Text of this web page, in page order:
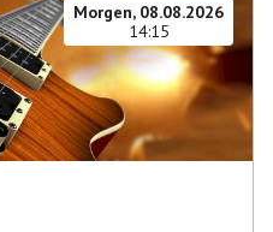
Morgen, 08.08.2026
14:15